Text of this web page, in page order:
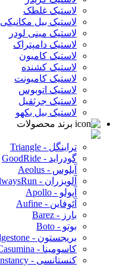
لاستیک غلطک
لاستیک بیل مکانیکی
لاستیک مینی لودر
لاستیک دامپتراک
لاستیک کامیون
لاستیک کشنده
لاستیک کامیونت
لاستیک اتوبوس
لاستیک جرثقیل
لاستیک بیل بکهو
برند محصولات
تراینگل - Triangle
گودراید - GoodRide
آیلوس - Aeolus
آلویزران - AlwaysRun
آپولو - Apollo
آئوفاین - Aufine
بارز - Barez
بوتو - Boto
بریجستون - Bridgestone
کاسومینا - Casumina
کنستانسی - Constancy